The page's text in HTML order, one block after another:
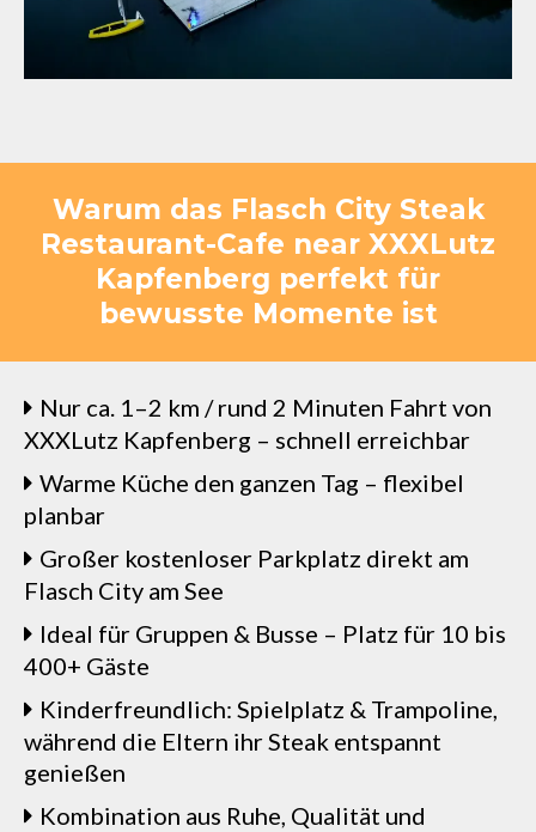
Warum das Flasch City Steak
Restaurant-Cafe near XXXLutz
Kapfenberg perfekt für
bewusste Momente ist
Nur ca. 1–2 km / rund 2 Minuten Fahrt von
XXXLutz Kapfenberg – schnell erreichbar
Warme Küche den ganzen Tag – flexibel
planbar
Großer kostenloser Parkplatz direkt am
Flasch City am See
Ideal für Gruppen & Busse – Platz für 10 bis
400+ Gäste
Kinderfreundlich: Spielplatz & Trampoline,
während die Eltern ihr Steak entspannt
genießen
Kombination aus Ruhe, Qualität und